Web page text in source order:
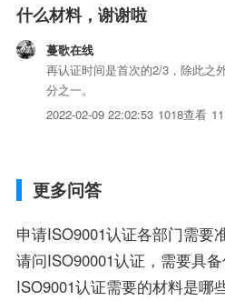
什么材料，谢谢啦
蔓歌在线
再认证时间是首次的2/3，除此之
分之一。
2022-02-09 22:02:53 1018查看
更多问答
申请ISO9001认证各部门需要
请问ISO90001认证，需要具
ISO9001认证需要的材料是哪